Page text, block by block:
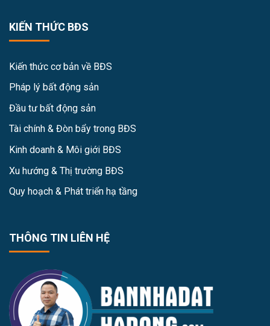
KIẾN THỨC BĐS
Kiến thức cơ bản về BĐS
Pháp lý bất động sản
Đầu tư bất động sản
Tài chính & Đòn bẩy trong BĐS
Kinh doanh & Môi giới BĐS
Xu hướng & Thị trường BĐS
Quy hoạch & Phát triển hạ tầng
THÔNG TIN LIÊN HỆ